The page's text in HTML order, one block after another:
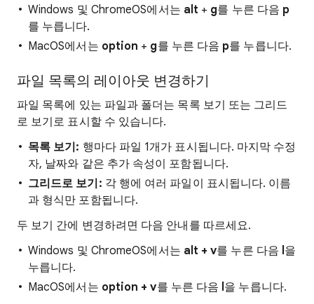
Windows 및 ChromeOS에서는 alt + g를 누른 다음 p
를 누릅니다.
MacOS에서는 option + g를 누른 다음 p를 누릅니다.
파일 목록의 레이아웃 변경하기
파일 목록에 있는 파일과 폴더는 목록 보기 또는 그리드
로 보기로 표시할 수 있습니다.
목록 보기: 행마다 파일 1개가 표시됩니다. 마지막 수정
자, 날짜와 같은 추가 속성이 포함됩니다.
그리드로 보기: 각 행에 여러 파일이 표시됩니다. 이름
과 형식만 포함됩니다.
두 보기 간에 변경하려면 다음 안내를 따르세요.
Windows 및 ChromeOS에서는 alt + v를 누른 다음 을
누릅니다.
MacOS에서는 option + v를 누른 다음 을 누릅니다.